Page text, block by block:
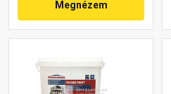
Megnézem